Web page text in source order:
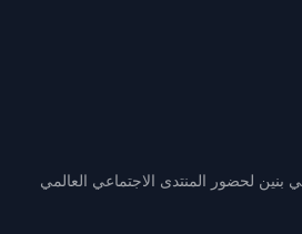
بنين لحضور المنتدى الاجتماعي العالمي